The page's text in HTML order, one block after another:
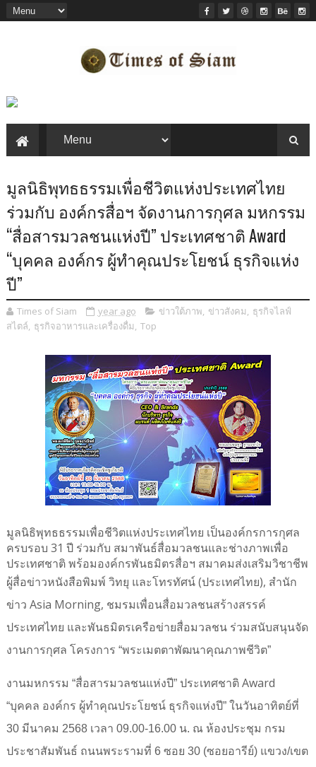
มูลนิธิพุทธธรรมเพื่อชีวิตแห่งประเทศไทย
ร่วมกับ องค์กรสื่อฯ จัดงานการกุศล มหกรรม
“สื่อสารมวลชนแห่งปี” ประเทศชาติ Award
“บุคคล องค์กร ผู้ทำคุณประโยชน์ ธุรกิจแห่ง
ปี”
Times of Siam year ago ข่าวใต้ภาพ, ข่าวสังคม, ธุรกิจไลฟ์
สไตล์, ธุรกิจอาหารและเครื่องดื่ม, Top
มูลนิธิพุทธธรรมเพื่อชีวิตแห่งประเทศไทย เป็นองค์กรการกุศล
ครบรอบ 31 ปี ร่วมกับ สมาพันธ์สื่อมวลชนและช่างภาพเพื่อ
ประเทศชาติ พร้อมองค์กรพันธมิตรสื่อฯ สมาคมส่งเสริมวิชาชีพ
ผู้สื่อข่าวหนังสือพิมพ์ วิทยุ และโทรทัศน์ (ประเทศไทย), สำนัก
ข่าว Asia Morning, ชมรมเพื่อนสื่อมวลชนสร้างสรรค์
ประเทศไทย และพันธมิตรเครือข่ายสื่อมวลชน ร่วมสนับสนุนจัด
งานการกุศล โครงการ “พระเมตตาพัฒนาคุณภาพชีวิต”
งานมหกรรม “สื่อสารมวลชนแห่งปี” ประเทศชาติ Award
“บุคคล องค์กร ผู้ทำคุณประโยชน์ ธุรกิจแห่งปี” ในวันอาทิตย์ที่
30 มีนาคม 2568 เวลา 09.00-16.00 น. ณ ห้องประชุม กรม
ประชาสัมพันธ์ ถนนพระรามที่ 6 ซอย 30 (ซอยอารีย์) แขวง/เขต